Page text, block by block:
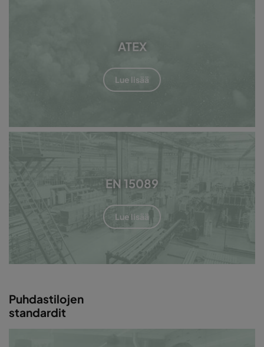
ATEX
Lue lisää
EN 15089
Lue lisää
Puhdastilojen
standardit